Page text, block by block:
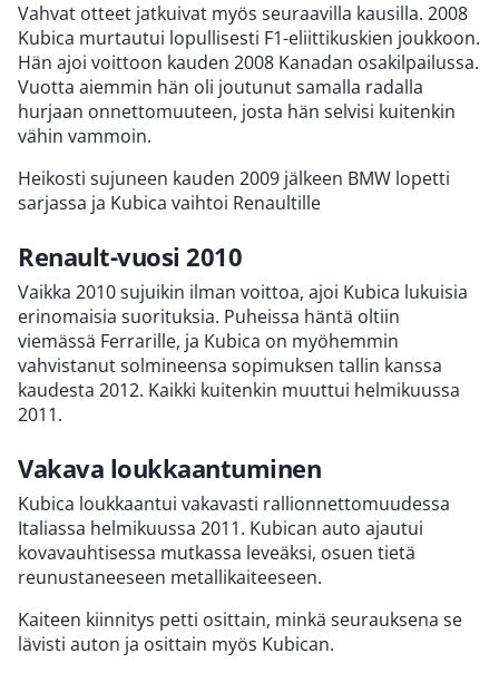
Vahvat otteet jatkuivat myös seuraavilla kausilla. 2008
Kubica murtautui lopullisesti F1-eliittikuskien joukkoon.
Hän ajoi voittoon kauden 2008 Kanadan osakilpailussa.
Vuotta aiemmin hän oli joutunut samalla radalla
hurjaan onnettomuuteen, josta hän selvisi kuitenkin
vähin vammoin.
Heikosti sujuneen kauden 2009 jälkeen BMW lopetti
sarjassa ja Kubica vaihtoi Renaultille
Renault-vuosi 2010
Vaikka 2010 sujuikin ilman voittoa, ajoi Kubica lukuisia
erinomaisia suorituksia. Puheissa häntä oltiin
viemässä Ferrarille, ja Kubica on myöhemmin
vahvistanut solmineensa sopimuksen tallin kanssa
kaudesta 2012. Kaikki kuitenkin muuttui helmikuussa
2011.
Vakava loukkaantuminen
Kubica loukkaantui vakavasti rallionnettomuudessa
Italiassa helmikuussa 2011. Kubican auto ajautui
kovavauhtisessa mutkassa leveäksi, osuen tietä
reunustaneeseen metallikaiteeseen.
Kaiteen kiinnitys petti osittain, minkä seurauksena se
lävisti auton ja osittain myös Kubican.